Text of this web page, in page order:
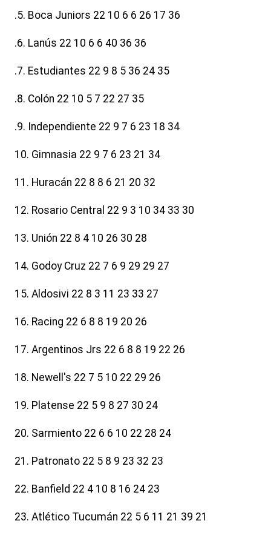
.5. Boca Juniors 22 10 6 6 26 17 36
.6. Lanús 22 10 6 6 40 36 36
.7. Estudiantes 22 9 8 5 36 24 35
.8. Colón 22 10 5 7 22 27 35
.9. Independiente 22 9 7 6 23 18 34
10. Gimnasia 22 9 7 6 23 21 34
11. Huracán 22 8 8 6 21 20 32
12. Rosario Central 22 9 3 10 34 33 30
13. Unión 22 8 4 10 26 30 28
14. Godoy Cruz 22 7 6 9 29 29 27
15. Aldosivi 22 8 3 11 23 33 27
16. Racing 22 6 8 8 19 20 26
17. Argentinos Jrs 22 6 8 8 19 22 26
18. Newell's 22 7 5 10 22 29 26
19. Platense 22 5 9 8 27 30 24
20. Sarmiento 22 6 6 10 22 28 24
21. Patronato 22 5 8 9 23 32 23
22. Banfield 22 4 10 8 16 24 23
23. Atlético Tucumán 22 5 6 11 21 39 21